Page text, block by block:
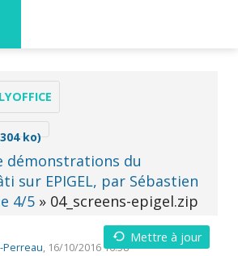
ko)
démonstrations du
sur EPIGEL, par Sébastien
4/5 » 04_screens-epigel.zip
Perreau, 16/10/2016 16:58
Mettre à jour